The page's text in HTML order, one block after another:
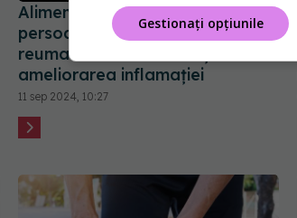
Alimentația potrivită pentru
persoanele cu artrită
reumatoidă. Rolul nutriției în
ameliorarea inflamației
11 sep 2024, 10:27
Gestionați opțiunile